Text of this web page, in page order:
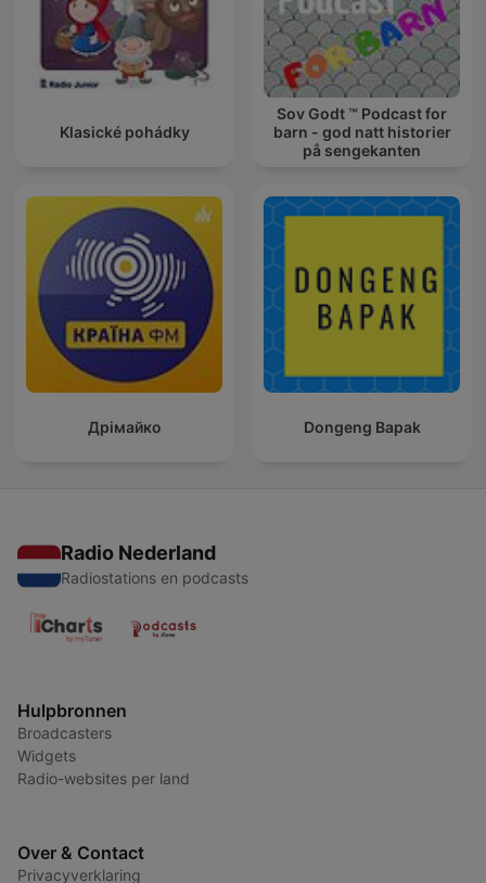
Klasické pohádky
Sov Godt ™ Podcast for
barn - god natt historier
på sengekanten
Дрімайко Dongeng Bapak
Radio Nederland
Radiostations en podcasts
Hulpbronnen
Broadcasters
Widgets
Radio-websites per land
Over & Contact
Privacyverklaring